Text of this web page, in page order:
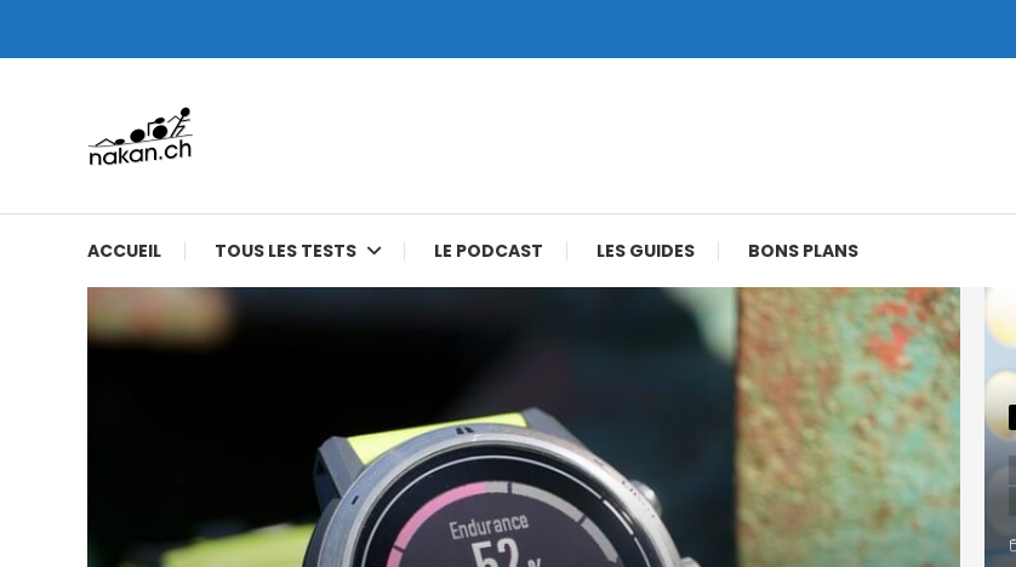
ACCUEIL TOUS LES TESTS LE PODCAST LES GUIDES BONS PLANS